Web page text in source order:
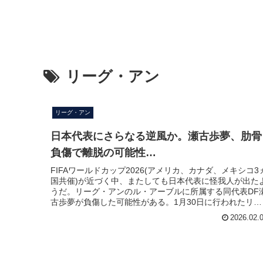
リーグ・アン
リーグ・アン
日本代表にさらなる逆風か。瀬古歩夢、肋骨
負傷で離脱の可能性…
FIFAワールドカップ2026(アメリカ、カナダ、メキシコ3
国共催)が近づく中、またしても日本代表に怪我人が出た
うだ。リーグ・アンのル・アーブルに所属する同代表DF
古歩夢が負傷した可能性がある。1月30日に行われたリー
グ・アン第20節RCランス戦（0-1で敗戦）の80分、相手
FWからプレッシャーを受けた瀬古は、背後から押され味